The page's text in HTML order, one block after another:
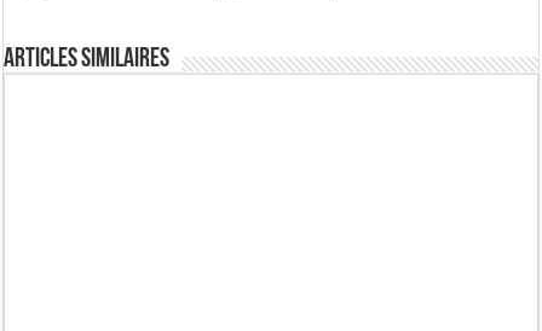
Articles similaires